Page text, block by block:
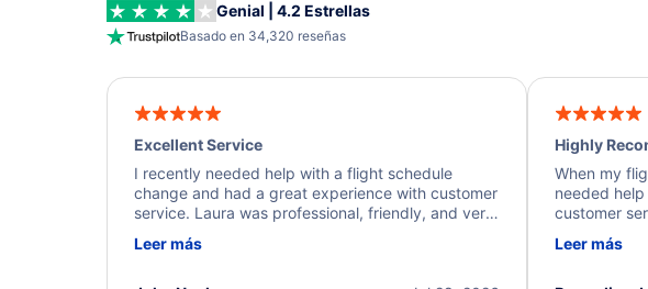
Genial | 4.2 Estrellas
Basado en 34,320 reseñas
Excellent Service
I recently needed help with a flight schedule
change and had a great experience with customer
service. Laura was professional, friendly, and very
a solution and kept me informed of the next steps.
Leer más
Highly
When my
needed
customer
process.
Leer más